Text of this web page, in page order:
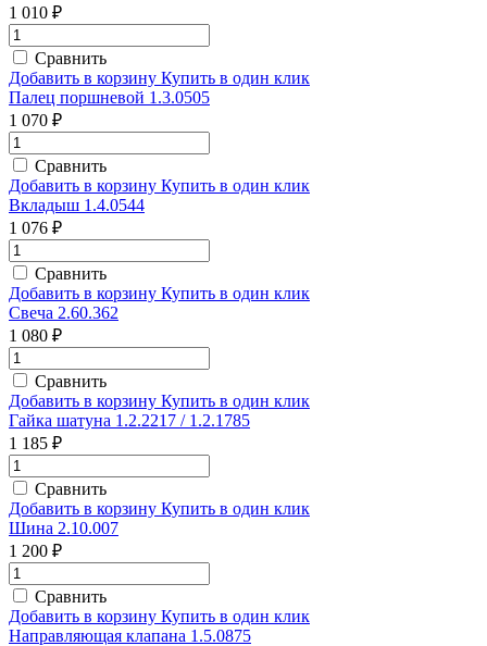
1 010 ₽
Сравнить
Добавить в корзину Купить в один клик
Палец поршневой 1.3.0505
1 070 ₽
Сравнить
Добавить в корзину Купить в один клик
Вкладыш 1.4.0544
1 076 ₽
Сравнить
Добавить в корзину Купить в один клик
Свеча 2.60.362
1 080 ₽
Сравнить
Добавить в корзину Купить в один клик
Гайка шатуна 1.2.2217 / 1.2.1785
1 185 ₽
Сравнить
Добавить в корзину Купить в один клик
Шина 2.10.007
1 200 ₽
Сравнить
Добавить в корзину Купить в один клик
Направляющая клапана 1.5.0875